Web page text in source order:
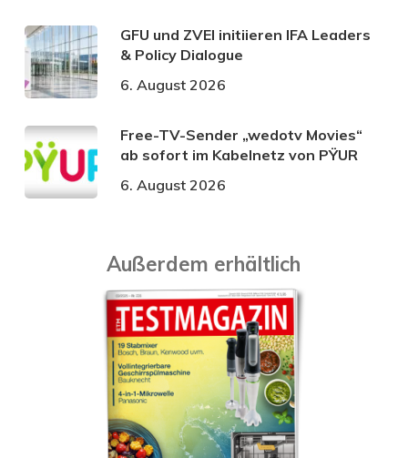
GFU und ZVEI initiieren IFA Leaders
& Policy Dialogue
6. August 2026
Free-TV-Sender „wedotv Movies“
ab sofort im Kabelnetz von PŸUR
6. August 2026
Außerdem erhältlich